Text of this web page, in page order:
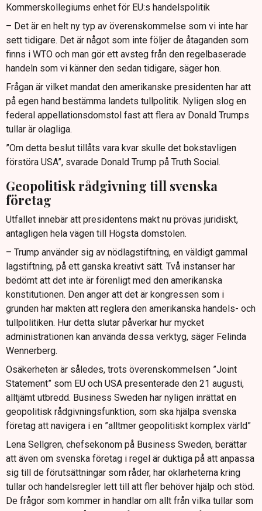
Kommerskollegiums enhet för EU:s handelspolitik
– Det är en helt ny typ av överenskommelse som vi inte har
sett tidigare. Det är något som inte följer de åtaganden som
finns i WTO och man gör ett avsteg från den regelbaserade
handeln som vi känner den sedan tidigare, säger hon.
Frågan är vilket mandat den amerikanske presidenten har att
på egen hand bestämma landets tullpolitik. Nyligen slog en
federal appellationsdomstol fast att flera av Donald Trumps
tullar är olagliga.
”Om detta beslut tillåts vara kvar skulle det bokstavligen
förstöra USA”, svarade Donald Trump på Truth Social.
Geopolitisk rådgivning till svenska
företag
Utfallet innebär att presidentens makt nu prövas juridiskt,
antagligen hela vägen till Högsta domstolen.
– Trump använder sig av nödlagstiftning, en väldigt gammal
lagstiftning, på ett ganska kreativt sätt. Två instanser har
bedömt att det inte är förenligt med den amerikanska
konstitutionen. Den anger att det är kongressen som i
grunden har makten att reglera den amerikanska handels- och
tullpolitiken. Hur detta slutar påverkar hur mycket
administrationen kan använda dessa verktyg, säger Felinda
Wennerberg.
Osäkerheten är således, trots överenskommelsen ”Joint
Statement” som EU och USA presenterade den 21 augusti,
alltjämt utbredd. Business Sweden har nyligen inrättat en
geopolitisk rådgivningsfunktion, som ska hjälpa svenska
företag att navigera i en ”alltmer geopolitiskt komplex värld”
Lena Sellgren, chefsekonom på Business Sweden, berättar
att även om svenska företag i regel är duktiga på att anpassa
sig till de förutsättningar som råder, har oklarheterna kring
tullar och handelsregler lett till att fler behöver hjälp och stöd.
De frågor som kommer in handlar om allt från vilka tullar som